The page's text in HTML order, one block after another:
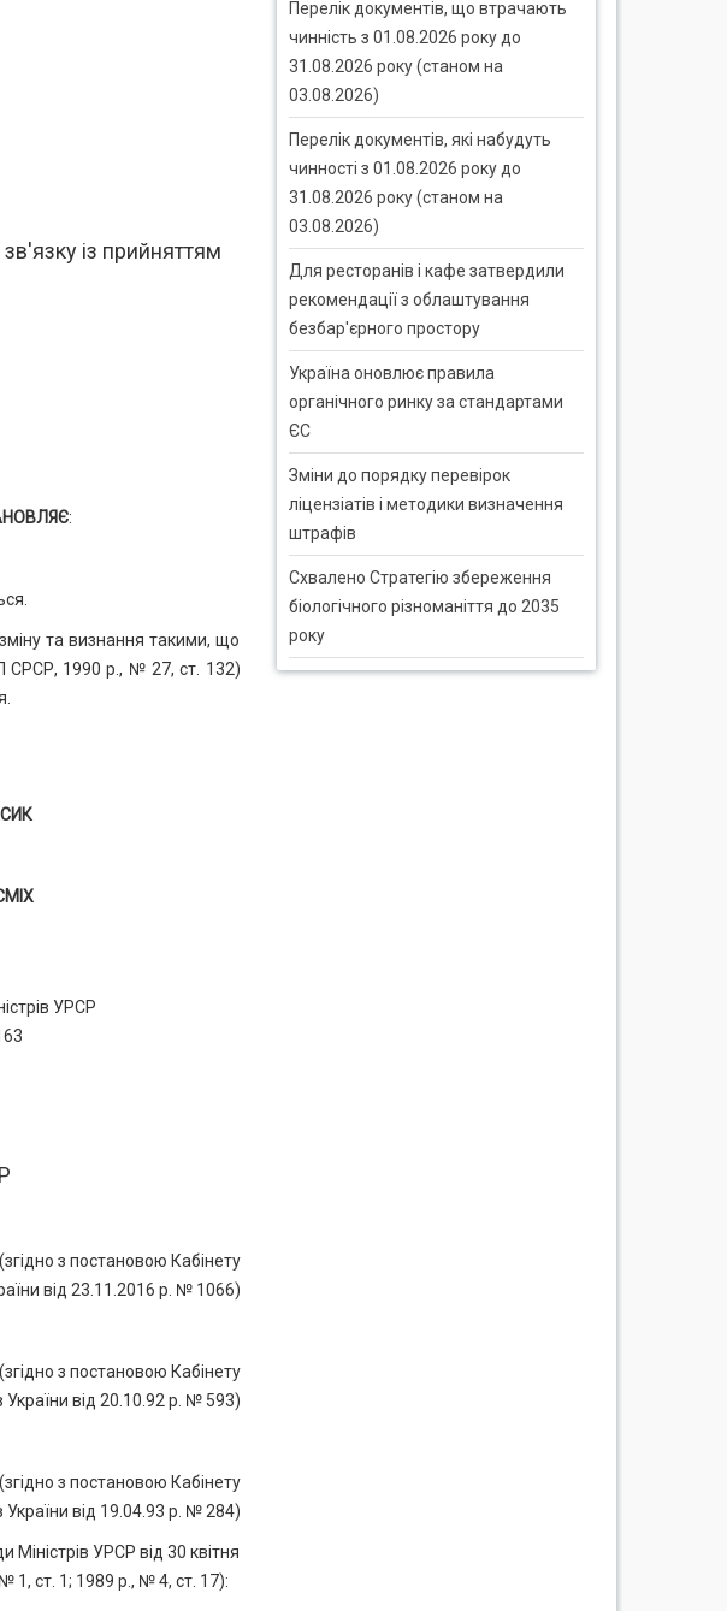
із прийняттям
:
та визнання такими, що
СРСР, 1990 р., № 27, ст. 132)
УРСР
(згідно з постановою Кабінету
від 23.11.2016 р. № 1066)
(згідно з постановою Кабінету
України від 20.10.92 р. № 593)
(згідно з постановою Кабінету
України від 19.04.93 р. № 284)
УРСР від 30 квітня
1, ст. 1; 1989 р., № 4, ст. 17):
Перелік документів, що втрачають
чинність з 01.08.2026 року до
31.08.2026 року (станом на
03.08.2026)
Перелік документів, які набудуть
чинності з 01.08.2026 року до
31.08.2026 року (станом на
03.08.2026)
Для ресторанів і кафе затвердили
рекомендації з облаштування
безбар'єрного простору
Україна оновлює правила
органічного ринку за стандартами
ЄС
Зміни до порядку перевірок
ліцензіатів і методики визначення
штрафів
Схвалено Стратегію збереження
біологічного різноманіття до 2035
року